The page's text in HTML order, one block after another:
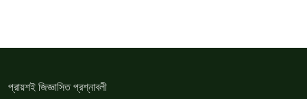
প্রায়শই জিজ্ঞাসিত প্রশ্নাবলী